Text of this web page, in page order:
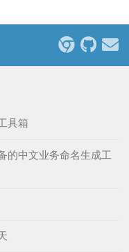
具箱
的中文业务命名生成工